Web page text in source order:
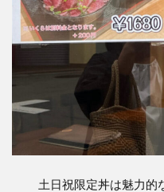
土日祝限定丼は魅力的